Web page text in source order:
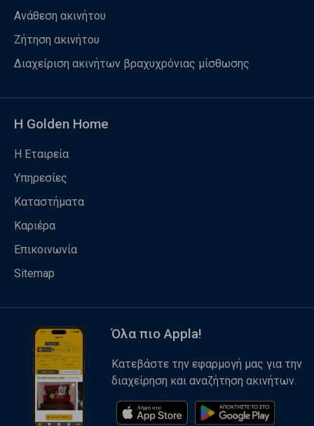
Ανάθεση ακινήτου
Ζήτηση ακινήτου
Διαχείριση ακινήτων βραχυχρόνιας μίσθωσης
Η Golden Home
Η Εταιρεία
Υπηρεσίες
Καταστήματα
Καριέρα
Επικοινωνία
Sitemap
Όλα πιο Appla!
Κατεβάστε την εφαρμογή μας για την
διαχείρηση και αναζήτηση ακινήτων.